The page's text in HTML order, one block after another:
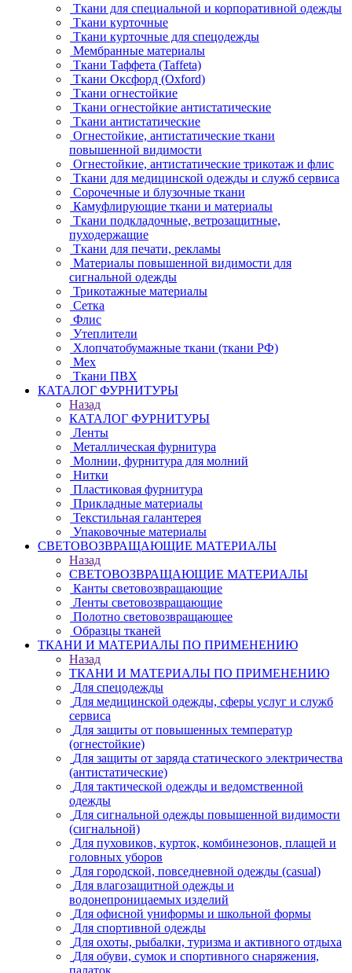
Ткани для специальной и корпоративной одежды
Ткани курточные
Ткани курточные для спецодежды
Мембранные материалы
Ткани Таффета (Taffeta)
Ткани Оксфорд (Oxford)
Ткани огнестойкие
Ткани огнестойкие антистатические
Ткани антистатические
Огнестойкие, антистатические ткани
повышенной видимости
Огнестойкие, антистатические трикотаж и флис
Ткани для медицинской одежды и служб сервиса
Сорочечные и блузочные ткани
Камуфлирующие ткани и материалы
Ткани подкладочные, ветрозащитные,
пуходержащие
Ткани для печати, рекламы
Материалы повышенной видимости для
сигнальной одежды
Трикотажные материалы
Сетка
Флис
Утеплители
Хлопчатобумажные ткани (ткани РФ)
Мех
Ткани ПВХ
КАТАЛОГ ФУРНИТУРЫ
Назад
КАТАЛОГ ФУРНИТУРЫ
Ленты
Металлическая фурнитура
Молнии, фурнитура для молний
Нитки
Пластиковая фурнитура
Прикладные материалы
Текстильная галантерея
Упаковочные материалы
СВЕТОВОЗВРАЩАЮЩИЕ МАТЕРИАЛЫ
Назад
СВЕТОВОЗВРАЩАЮЩИЕ МАТЕРИАЛЫ
Канты световозвращающие
Ленты световозвращающие
Полотно световозвращающее
Образцы тканей
ТКАНИ И МАТЕРИАЛЫ ПО ПРИМЕНЕНИЮ
Назад
ТКАНИ И МАТЕРИАЛЫ ПО ПРИМЕНЕНИЮ
Для спецодежды
Для медицинской одежды, сферы услуг и служб
сервиса
Для защиты от повышенных температур
(огнестойкие)
Для защиты от заряда статического электричества
(антистатические)
Для тактической одежды и ведомственной
одежды
Для сигнальной одежды повышенной видимости
(сигнальной)
Для пуховиков, курток, комбинезонов, плащей и
головных уборов
Для городской, повседневной одежды (casual)
Для влагозащитной одежды и
водонепроницаемых изделий
Для офисной униформы и школьной формы
Для спортивной одежды
Для охоты, рыбалки, туризма и активного отдыха
Для обуви, сумок и спортивного снаряжения,
палаток